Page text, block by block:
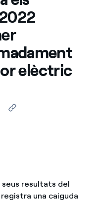
i estalvia
descomptem un
d'Endesa?
de propietaris?
elèctric
seus resultats del
una caiguda